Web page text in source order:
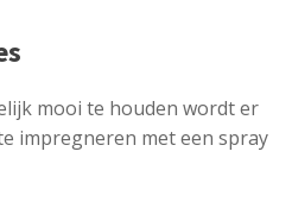
mooi te houden wordt er
impregneren met een spray